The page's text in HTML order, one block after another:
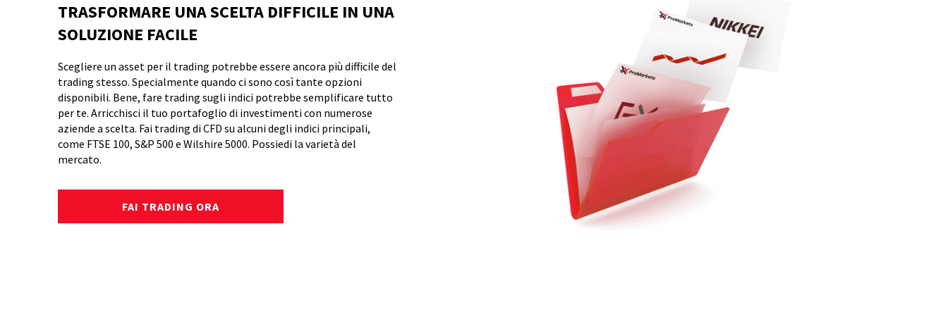
TRASFORMARE UNA SCELTA DIFFICILE IN UNA
SOLUZIONE FACILE
Scegliere un asset per il trading potrebbe essere ancora più difficile del
trading stesso. Specialmente quando ci sono così tante opzioni
disponibili. Bene, fare trading sugli indici potrebbe semplificare tutto
per te. Arricchisci il tuo portafoglio di investimenti con numerose
aziende a scelta. Fai trading di CFD su alcuni degli indici principali,
come FTSE 100, S&P 500 e Wilshire 5000. Possiedi la varietà del
mercato.
FAI TRADING ORA